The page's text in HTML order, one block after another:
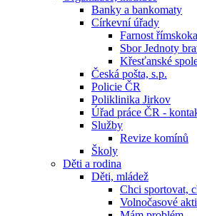
Banky a bankomaty
Církevní úřady
Farnost
Sbor Jednoty
Křesťanské
Česká pošta, s.p.
Policie ČR
Poliklinika Jirkov
Úřad práce ČR -
Služby
Revize komínů
Školy
Děti a rodina
Děti, mládež
Chci sportovat,
Volnočasové